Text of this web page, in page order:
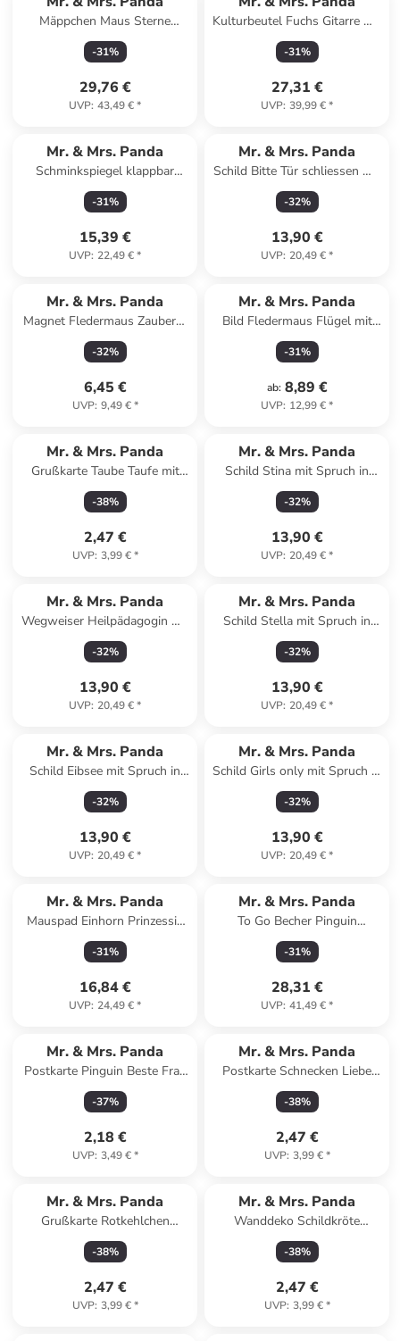
Mäppchen Maus Sterne
Design mit Spruch in Weiß
-31%
29,76 €
UVP: 43,49 €*
Kulturbeutel Fuchs Gitarre mit
Spruch in Türkis Pastell
-31%
27,31 €
UVP: 39,99 €*
Mr. & Mrs. Panda
Schminkspiegel klappbar
Nachtfalter Schneemann ... in
Eisblau
-31%
15,39 €
UVP: 22,49 €*
Mr. & Mrs. Panda
Schild Bitte Tür schliessen mit
Spruch in Keine Angabe
-32%
13,90 €
UVP: 20,49 €*
Mr. & Mrs. Panda
Magnet Fledermaus Zauberer
mit Spruch in Gelb Pastell
-32%
6,45 €
UVP: 9,49 €*
Mr. & Mrs. Panda
Bild Fledermaus Flügel mit
Spruch in Gelb Pastell
-31%
ab: 8,89 €
UVP: 12,99 €*
Mr. & Mrs. Panda
Grußkarte Taube Taufe mit
Spruch in Weiß
-38%
2,47 €
UVP: 3,99 €*
Mr. & Mrs. Panda
Schild Stina mit Spruch in
Keine Angabe
-32%
13,90 €
UVP: 20,49 €*
Mr. & Mrs. Panda
Wegweiser Heilpädagogin mit
Spruch in Keine Angabe
-32%
13,90 €
UVP: 20,49 €*
Mr. & Mrs. Panda
Schild Stella mit Spruch in
Keine Angabe
-32%
13,90 €
UVP: 20,49 €*
Mr. & Mrs. Panda
Schild Eibsee mit Spruch in
Keine Angabe
-32%
13,90 €
UVP: 20,49 €*
Mr. & Mrs. Panda
Schild Girls only mit Spruch in
Keine Angabe
-32%
13,90 €
UVP: 20,49 €*
Mr. & Mrs. Panda
Mauspad Einhorn Prinzessin
mit Spruch in Schwarz
-31%
16,84 €
UVP: 24,49 €*
Mr. & Mrs. Panda
To Go Becher Pinguin
Weihnachtsbaum mit Spruch
in Weiß
-31%
28,31 €
UVP: 41,49 €*
Mr. & Mrs. Panda
Postkarte Pinguin Beste Frau
der Welt mit Spruch in Weiß
-37%
2,18 €
UVP: 3,49 €*
Mr. & Mrs. Panda
Postkarte Schnecken Liebe
mit Spruch in Weiß
-38%
2,47 €
UVP: 3,99 €*
Mr. & Mrs. Panda
Grußkarte Rotkehlchen
Weihnachten mit Spruch in
Eisblau
-38%
2,47 €
UVP: 3,99 €*
Mr. & Mrs. Panda
Wanddeko Schildkröte
MHerzieren mit Spruch in Blau
Pastell
-38%
2,47 €
UVP: 3,99 €*